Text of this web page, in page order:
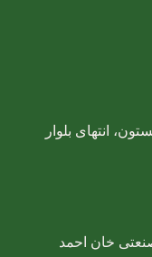
انتهای بلوار